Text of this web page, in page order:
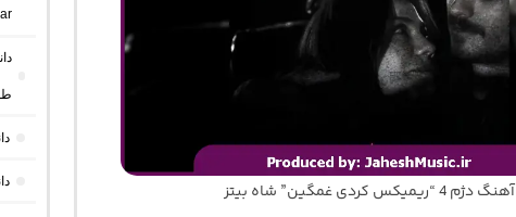
آهنگ دژم 4 “ریمیکس کردی غمگین” شاه بیتز